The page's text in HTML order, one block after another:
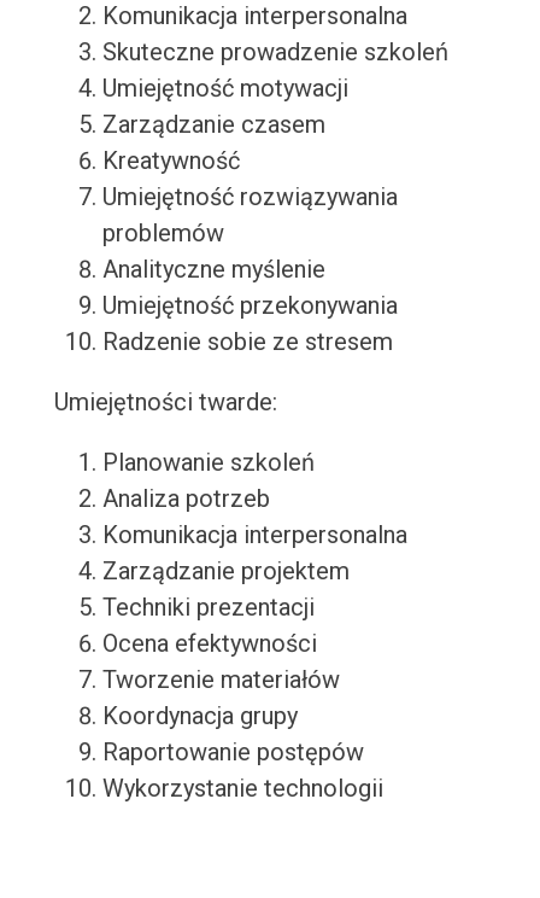
Komunikacja interpersonalna
Skuteczne prowadzenie szkoleń
Umiejętność motywacji
Zarządzanie czasem
Kreatywność
Umiejętność rozwiązywania
problemów
Analityczne myślenie
Umiejętność przekonywania
Radzenie sobie ze stresem
Umiejętności twarde:
Planowanie szkoleń
Analiza potrzeb
Komunikacja interpersonalna
Zarządzanie projektem
Techniki prezentacji
Ocena efektywności
Tworzenie materiałów
Koordynacja grupy
Raportowanie postępów
Wykorzystanie technologii